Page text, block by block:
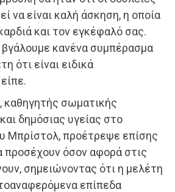
να είναι καλή άσκηση, η οποία
και τον εγκέφαλό σας.
κανένα συμπέρασμα
ότι είναι ειδικά
καθηγητής σωματικής
δημόσιας υγείας στο
Μπρίστολ, προέτρεψε επίσης
προσέχουν όσον αφορά στις
σημειώνοντας ότι η μελέτη
επίπεδα